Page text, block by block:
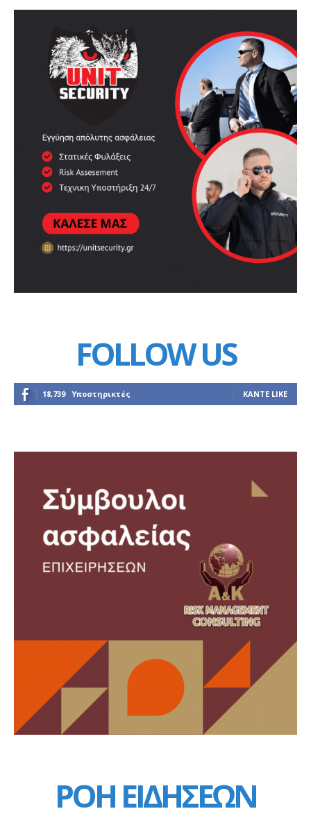
FOLLOW US
18,739 Υποστηρικτές ΚΆΝΤΕ LIKE
ΡΟΗ ΕΙΔΗΣΕΩΝ